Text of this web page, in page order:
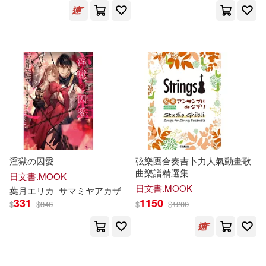
バンダイナムコエンターテインメ
パイレーツキャット(1)
ピリオデストラクション(1)
フィリップ・Ｎ・モーゼズ(1)
ブリ・マリー・マクイッシュ(1)
ペータ・ジェンセン(1)
淫獄の囚愛
日文書.MOOK
葉月エリ カ サマミヤアカザ
$331 $346
弦樂團合奏吉卜力人氣動畫歌
曲樂譜精選集
日文書.MOOK
$1150 $1200